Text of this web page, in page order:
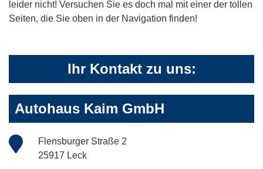
leider nicht! Versuchen Sie es doch mal mit einer der tollen
Seiten, die Sie oben in der Navigation finden!
Ihr Kontakt zu uns:
Autohaus Kaim GmbH
Flensburger Straße 2
25917 Leck